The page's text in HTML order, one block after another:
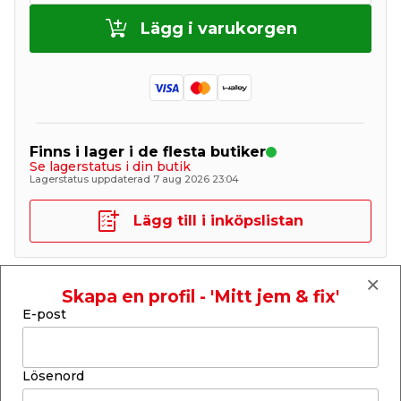
Lägg i varukorgen
Finns i lager i de flesta butiker
Se lagerstatus i din butik
Lagerstatus uppdaterad 7 aug 2026 23:04
Lägg till i inköpslistan
Produktbeskrivning
cm och är ett oumbärligt verktyg för alla som
ägnar sig åt ytbearbetning och renovering.
Skapa en profil - 'Mitt jem & fix'
E-post
Lösenord